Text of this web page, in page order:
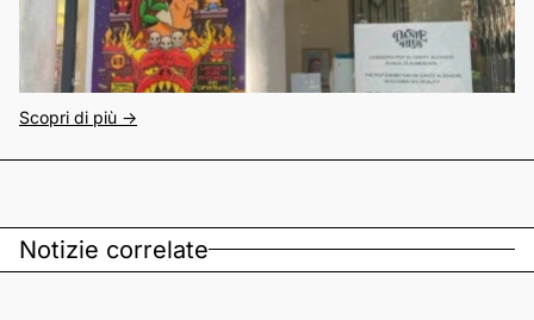
Scopri di più ->
Notizie correlate